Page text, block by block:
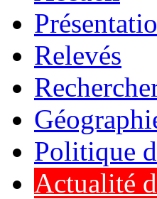
Relevés
Politique
Actualité